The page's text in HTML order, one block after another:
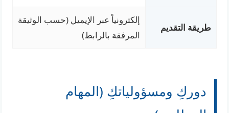
طريقة التقديم
إلكترونياً عبر الإيميل (حسب الوثيقة
المرفقة بالرابط)
دوركِ ومسؤولياتكِ (المهام